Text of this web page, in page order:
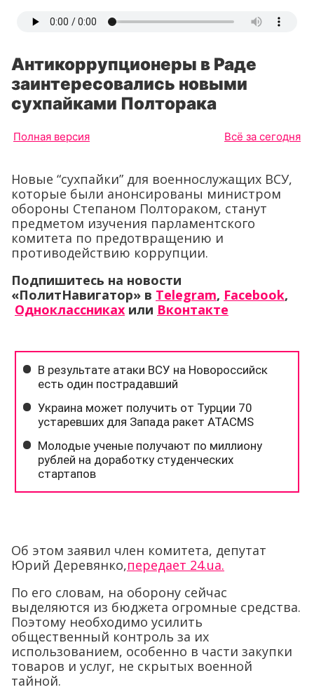
Антикоррупционеры в Раде
заинтересовались новыми
сухпайками Полторака
Полная версия Всё за сегодня
Новые “сухпайки” для военнослужащих ВСУ,
которые были анонсированы министром
обороны Степаном Полтораком, станут
предметом изучения парламентского
комитета по предотвращению и
противодействию коррупции.
Подпишитесь на новости
«ПолитНавигатор» в Telegram, Facebook,
Одноклассниках или Вконтакте
Об этом заявил член комитета, депутат
Юрий Деревянко,передает 24.ua.
По его словам, на оборону сейчас
выделяются из бюджета огромные средства.
Поэтому необходимо усилить
общественный контроль за их
использованием, особенно в части закупки
товаров и услуг, не скрытых военной
тайной.